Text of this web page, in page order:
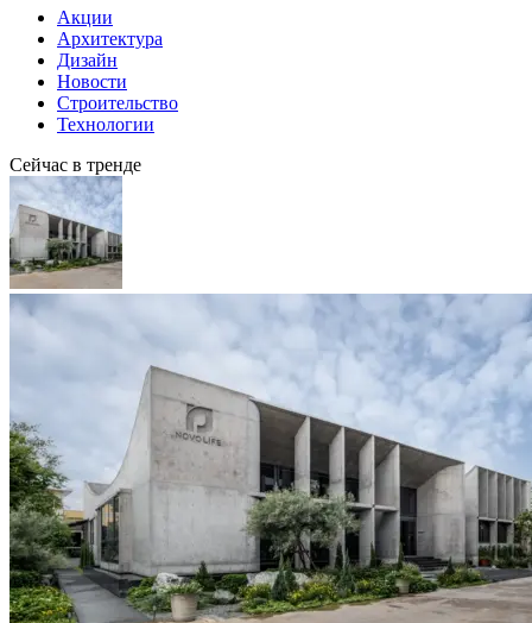
Акции
Архитектура
Дизайн
Новости
Строительство
Технологии
Сейчас в тренде